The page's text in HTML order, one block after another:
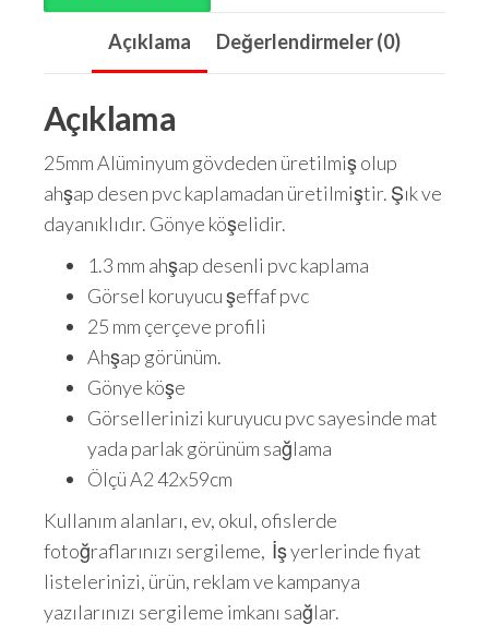
Açıklama Değerlendirmeler (0)
Açıklama
25mm Alüminyum gövdeden üretilmiş olup
ahşap desen pvc kaplamadan üretilmiştir. Şık ve
dayanıklıdır. Gönye köşelidir.
1.3 mm ahşap desenli pvc kaplama
Görsel koruyucu şeffaf pvc
25 mm çerçeve profili
Ahşap görünüm.
Gönye köşe
Görsellerinizi kuruyucu pvc sayesinde mat
yada parlak görünüm sağlama
Ölçü A2 42x59cm
Kullanım alanları, ev, okul, ofislerde
fotoğraflarınızı sergileme, İş yerlerinde fiyat
listelerinizi, ürün, reklam ve kampanya
yazılarınızı sergileme imkanı sağlar.